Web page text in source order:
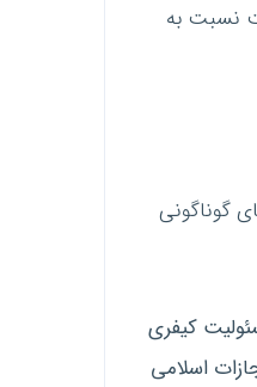
نسبت به
گوناگونی
کیفری
اسلامی